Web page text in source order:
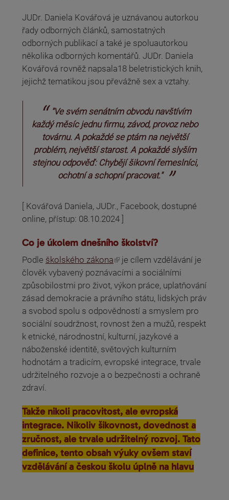
JUDr. Daniela Kovářová je uznávanou autorkou
řady odborných článků, samostatných
odborných publikací a také je spoluautorkou
několika odborných komentářů. JUDr. Daniela
Kovářová rovněž napsala18 beletristických knih,
jejichž tematikou jsou převážně sex a vztahy.
"Ve svém senátním obvodu navštívím
každý měsíc jednu firmu, závod, provoz nebo
továrnu. A pokaždé se ptám na největší
problém, největší starost. A pokaždé slyším
stejnou odpověď: Chybějí šikovní řemeslníci,
ochotní a schopní pracovat."
[ Kovářová Daniela, JUDr., Facebook, dostupné
online, přístup: 08.10.2024 ]
Co je úkolem dnešního školství?
Podle školského zákona
(odkaz je externí)
je cílem vzdělávání je
člověk vybavený poznávacími a sociálními
způsobilostmi pro život, výkon práce, uplatňování
zásad demokracie a právního státu, lidských práv
a svobod spolu s odpovědností a smyslem pro
sociální soudržnost, rovnost žen a mužů, respekt
k etnické, národnostní, kulturní, jazykové a
náboženské identitě, světových kulturním
hodnotám a tradicím, evropské integrace, trvale
udržitelného rozvoje a o bezpečnosti a ochraně
zdraví.
Takže nikoli pracovitost, ale evropská
integrace. Nikoliv šikovnost, dovednost a
zručnost, ale trvale udržitelný rozvoj. Tato
definice, tento obsah výuky ovšem staví
vzdělávání a českou školu úplně na hlavu